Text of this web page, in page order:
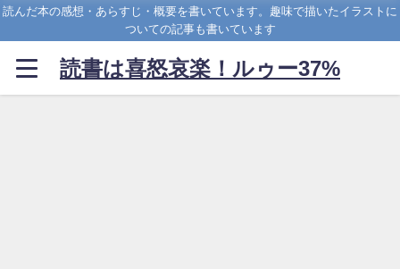
読んだ本の感想・あらすじ・概要を書いています。趣味で描いたイラストに
ついての記事も書いています
読書は喜怒哀楽！ルゥー37%